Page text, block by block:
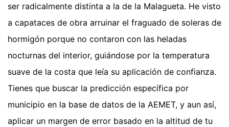
ser radicalmente distinta a la de la Malagueta. He visto
a capataces de obra arruinar el fraguado de soleras de
hormigón porque no contaron con las heladas
nocturnas del interior, guiándose por la temperatura
suave de la costa que leía su aplicación de confianza.
Tienes que buscar la predicción específica por
municipio en la base de datos de la AEMET, y aun así,
aplicar un margen de error basado en la altitud de tu